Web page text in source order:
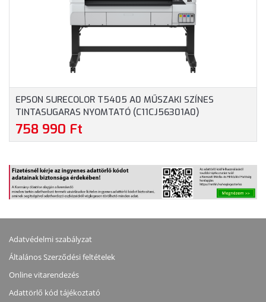
EPSON SURECOLOR T5405 A0 MŰSZAKI SZÍNES
TINTASUGARAS NYOMTATÓ (C11CJ56301A0)
758 990 Ft
Adatvédelmi szabályzat
Általános Szerződési feltételek
Online vitarendezés
Adattörlő kód tájékoztató